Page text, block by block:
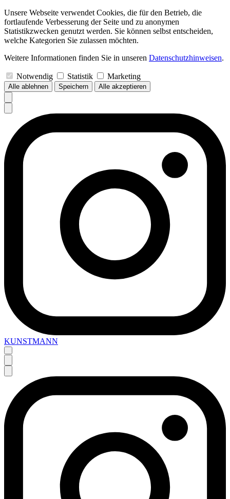
Unsere Webseite verwendet Cookies, die für den Betrieb, die
fortlaufende Verbesserung der Seite und zu anonymen
Statistikzwecken genutzt werden. Sie können selbst entscheiden,
welche Kategorien Sie zulassen möchten.
Weitere Informationen finden Sie in unseren Datenschutzhinweisen.
Notwendig Statistik Marketing
Alle ablehnen Speichern Alle akzeptieren
KUNSTMANN